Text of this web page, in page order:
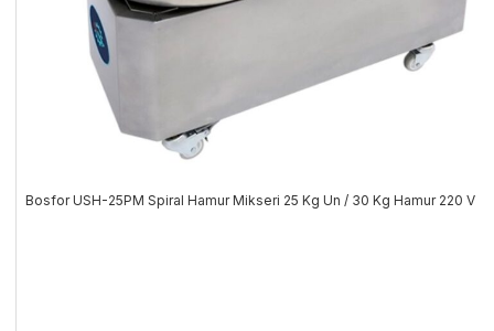
Bosfor USH-25PM Spiral Hamur Mikseri 25 Kg Un / 30 Kg Hamur 220 V